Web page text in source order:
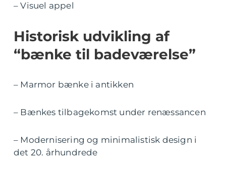
– Visuel appel
Historisk udvikling af
“bænke til badeværelse”
– Marmor bænke i antikken
– Bænkes tilbagekomst under renæssancen
– Modernisering og minimalistisk design i
det 20. århundrede